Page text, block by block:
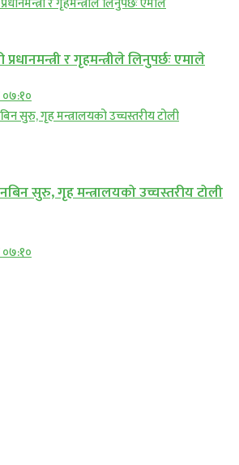
र गृहमन्त्रीले लिनुपर्छः एमाले
सुरु, गृह मन्त्रालयको उच्चस्तरीय टोली